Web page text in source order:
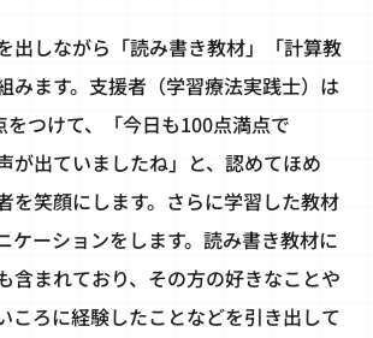
出しながら「読み書き教材」「計算教
みます。支援者（学習療法実践士）は
をつけて、「今日も100点満点で
が出ていましたね」と、認めてほめ
を笑顔にします。さらに学習した教材
ケーションをします。読み書き教材に
含まれており、その方の好きなことや
ころに経験したことなどを引き出して